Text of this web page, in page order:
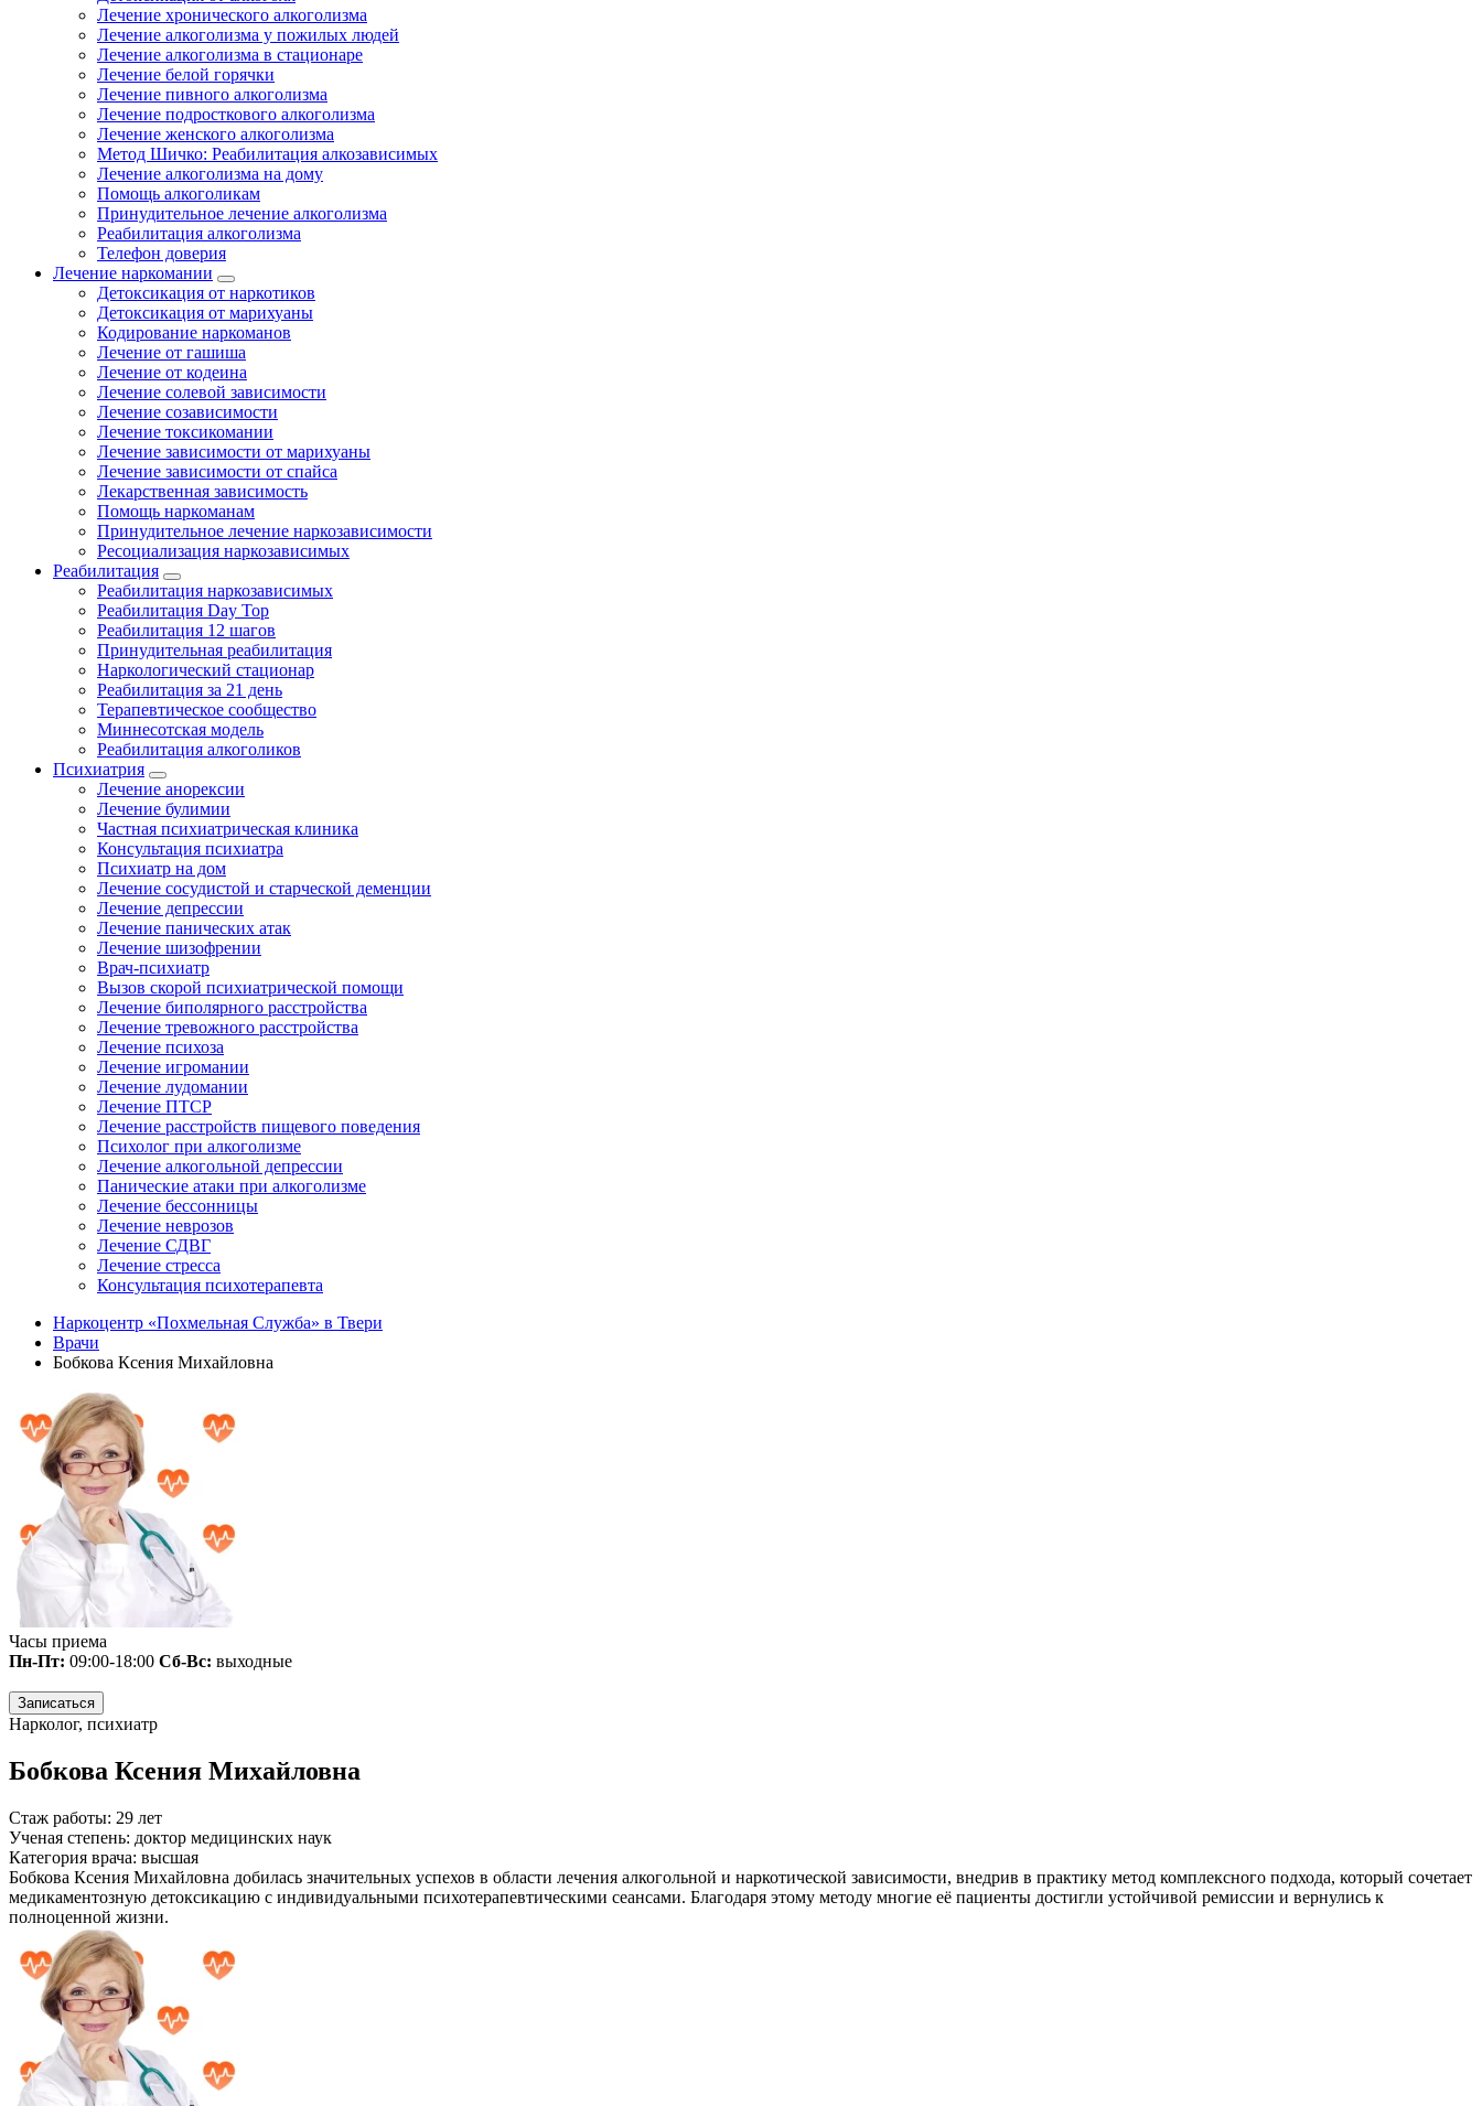
Лечение хронического алкоголизма
Лечение алкоголизма у пожилых людей
Лечение алкоголизма в стационаре
Лечение белой горячки
Лечение пивного алкоголизма
Лечение подросткового алкоголизма
Лечение женского алкоголизма
Метод Шичко: Реабилитация алкозависимых
Лечение алкоголизма на дому
Помощь алкоголикам
Принудительное лечение алкоголизма
Реабилитация алкоголизма
Телефон доверия
Лечение наркомании
Детоксикация от наркотиков
Детоксикация от марихуаны
Кодирование наркоманов
Лечение от гашиша
Лечение от кодеина
Лечение солевой зависимости
Лечение созависимости
Лечение токсикомании
Лечение зависимости от марихуаны
Лечение зависимости от спайса
Лекарственная зависимость
Помощь наркоманам
Принудительное лечение наркозависимости
Ресоциализация наркозависимых
Реабилитация
Реабилитация наркозависимых
Реабилитация Day Top
Реабилитация 12 шагов
Принудительная реабилитация
Наркологический стационар
Реабилитация за 21 день
Терапевтическое сообщество
Миннесотская модель
Реабилитация алкоголиков
Психиатрия
Лечение анорексии
Лечение булимии
Частная психиатрическая клиника
Консультация психиатра
Психиатр на дом
Лечение сосудистой и старческой деменции
Лечение депрессии
Лечение панических атак
Лечение шизофрении
Врач-психиатр
Вызов скорой психиатрической помощи
Лечение биполярного расстройства
Лечение тревожного расстройства
Лечение психоза
Лечение игромании
Лечение лудомании
Лечение ПТСР
Лечение расстройств пищевого поведения
Психолог при алкоголизме
Лечение алкогольной депрессии
Панические атаки при алкоголизме
Лечение бессонницы
Лечение неврозов
Лечение СДВГ
Лечение стресса
Консультация психотерапевта
Наркоцентр «Похмельная Служба» в Твери
Врачи
Бобкова Ксения Михайловна
Часы приема
Пн-Пт: 09:00-18:00 Сб-Вс: выходные
Записаться
Нарколог, психиатр
Бобкова Ксения Михайловна
Стаж работы: 29 лет
Ученая степень: доктор медицинских наук
Категория врача: высшая
Бобкова Ксения Михайловна добилась значительных успехов в области лечения алкогольной и наркотической зависимости, внедрив в практику метод комплексного подхода, который сочетает
медикаментозную детоксикацию с индивидуальными психотерапевтическими сеансами. Благодаря этому методу многие её пациенты достигли устойчивой ремиссии и вернулись к
полноценной жизни.